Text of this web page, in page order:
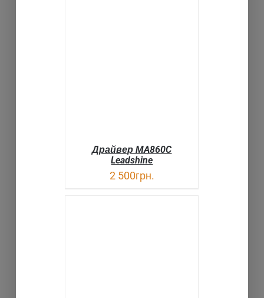
Драйвер MA860C
Leadshine
2 500грн.